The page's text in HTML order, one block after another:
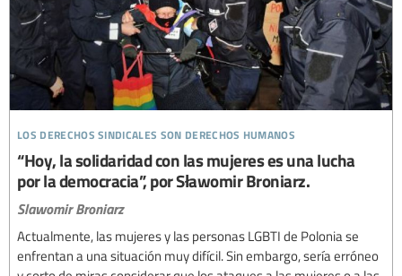
los derechos sindicales son derechos humanos
“Hoy, la solidaridad con las mujeres es una lucha
por la democracia”, por Sławomir Broniarz.
Slawomir Broniarz
Actualmente, las mujeres y las personas LGBTI de Polonia se
enfrentan a una situación muy difícil. Sin embargo, sería erróneo